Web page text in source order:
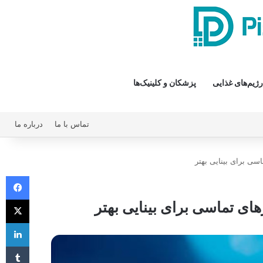
غذایی پزشکان و کلینیک‌ها
تماس با ما درباره ما
برای بینایی بهتر
تماسی برای بینایی بهتر X